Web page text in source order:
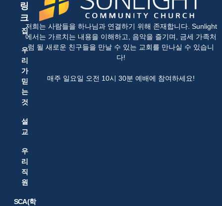
링
크
집
우
리
가
믿
는
것
설
교
우
리
직
원
SCA(학
저희는 사람들을 하나님과 연결하기 위해 존재합니다. Sunlight
에서는 가르치는 내용을 이해하고, 음악을 즐기며, 금세 가족처
럼 될 새로운 친구들을 만날 수 있는 교회를 만나실 수 있습니
다!
매주 일요일 오전 10시 30분 예배에 참여하세요!